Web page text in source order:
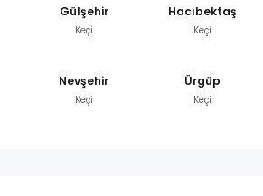
Gülşehir
Keçi
Hacıbektaş
Keçi
Nevşehir
Keçi
Ürgüp
Keçi